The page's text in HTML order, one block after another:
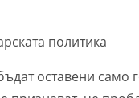
политика
оставени само